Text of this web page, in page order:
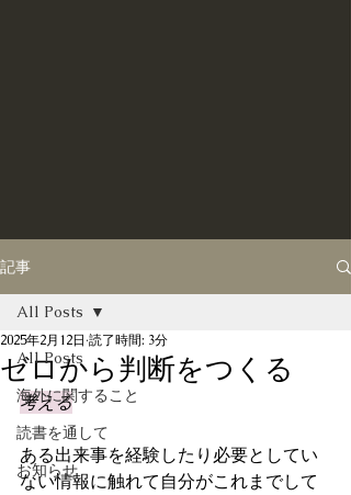
記事
All Posts
海外に関すること
読書を通して
お知らせ
All Posts
ゼロから判断をつくる
2025年2月12日 読了時間: 3分
考える
ある出来事を経験したり必要としてい
ない情報に触れて自分がこれまでして